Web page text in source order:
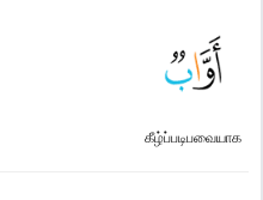
கீழ்ப்படிபவையாக